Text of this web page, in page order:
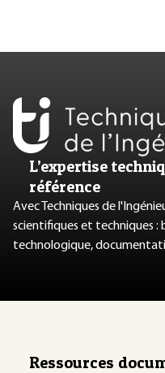
L’expertise
référence
Avec Techniques de
scientifiques et techniques :
technologique,
Ressources